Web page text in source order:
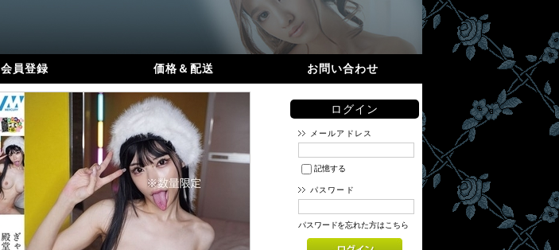
会員登録 価格＆配送 お問い合わせ
ログイン
メールアドレス
記憶する
パスワード
パスワードを忘れた方はこちら